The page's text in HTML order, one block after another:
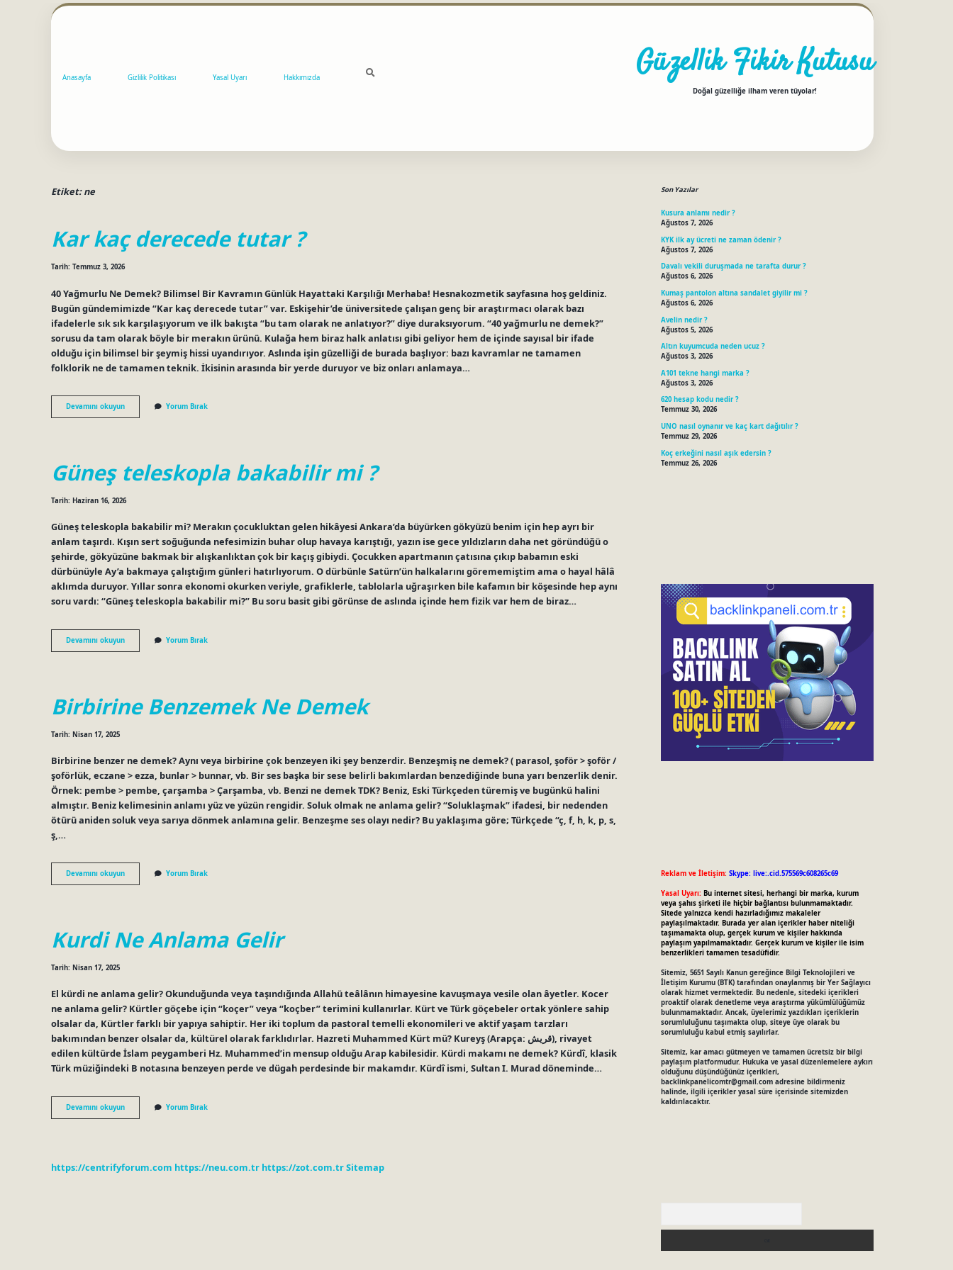
Anasayfa Gizlilik Politikası Yasal Uyarı Hakkımızda Güzellik Fikir Kutusu
Doğal güzelliğe ilham veren tüyolar!
Etiket:ne
Kar kaç derecede tutar ?
Tarih: Temmuz 3, 2026
40 Yağmurlu Ne Demek? Bilimsel Bir Kavramın Günlük Hayattaki Karşılığı Merhaba! Hesnakozmetik sayfasına hoş geldiniz.
Bugün gündemimizde “Kar kaç derecede tutar” var. Eskişehir’de üniversitede çalışan genç bir araştırmacı olarak bazı
ifadelerle sık sık karşılaşıyorum ve ilk bakışta “bu tam olarak ne anlatıyor?” diye duraksıyorum. “40 yağmurlu ne demek?”
sorusu da tam olarak böyle bir merakın ürünü. Kulağa hem biraz halk anlatısı gibi geliyor hem de içinde sayısal bir ifade
olduğu için bilimsel bir şeymiş hissi uyandırıyor. Aslında işin güzelliği de burada başlıyor: bazı kavramlar ne tamamen
folklorik ne de tamamen teknik. İkisinin arasında bir yerde duruyor ve biz onları anlamaya…
Devamını okuyunKar
kaç
Yorum Bırak
Güneş teleskopla bakabilir mi ?
Tarih: Haziran 16, 2026
Güneş teleskopla bakabilir mi? Merakın çocukluktan gelen hikâyesi Ankara’da büyürken gökyüzü benim için hep ayrı bir
anlam taşırdı. Kışın sert soğuğunda nefesimizin buhar olup havaya karıştığı, yazın ise gece yıldızların daha net göründüğü o
şehirde, gökyüzüne bakmak bir alışkanlıktan çok bir kaçış gibiydi. Çocukken apartmanın çatısına çıkıp babamın eski
dürbünüyle Ay’a bakmaya çalıştığım günleri hatırlıyorum. O dürbünle Satürn’ün halkalarını görememiştim ama o hayal hâlâ
aklımda duruyor. Yıllar sonra ekonomi okurken veriyle, grafiklerle, tablolarla uğraşırken bile kafamın bir köşesinde hep aynı
soru vardı: “Güneş teleskopla bakabilir mi?” Bu soru basit gibi görünse de aslında içinde hem fizik var hem de biraz…
Devamını okuyunGüneş
teleskopla
Yorum Bırak
Birbirine Benzemek Ne Demek
Tarih: Nisan 17, 2025
Birbirine benzer ne demek? Aynı veya birbirine çok benzeyen iki şey benzerdir. Benzeşmiş ne demek? ( parasol, şoför > şoför /
şoförlük, eczane > ezza, bunlar > bunnar, vb. Bir ses başka bir sese belirli bakımlardan benzediğinde buna yarı benzerlik denir.
Örnek: pembe > pembe, çarşamba > Çarşamba, vb. Benzi ne demek TDK? Beniz, Eski Türkçeden türemiş ve bugünkü halini
almıştır. Beniz kelimesinin anlamı yüz ve yüzün rengidir. Soluk olmak ne anlama gelir? “Soluklaşmak” ifadesi, bir nedenden
ötürü aniden soluk veya sarıya dönmek anlamına gelir. Benzeşme ses olayı nedir? Bu yaklaşıma göre; Türkçede “ç, f, h, k, p, s,
ş,…
Devamını okuyunBirbirine
Benzemek
Yorum Bırak
Kurdi Ne Anlama Gelir
Tarih: Nisan 17, 2025
El kürdi ne anlama gelir? Okunduğunda veya taşındığında Allahü teâlânın himayesine kavuşmaya vesile olan âyetler. Kocer
ne anlama gelir? Kürtler göçebe için “koçer” veya “koçber” terimini kullanırlar. Kürt ve Türk göçebeler ortak yönlere sahip
olsalar da, Kürtler farklı bir yapıya sahiptir. Her iki toplum da pastoral temelli ekonomileri ve aktif yaşam tarzları
bakımından benzer olsalar da, kültürel olarak farklıdırlar. Hazreti Muhammed Kürt mü? Kureyş (Arapça: قريش), rivayet
edilen kültürde İslam peygamberi Hz. Muhammed’in mensup olduğu Arap kabilesidir. Kürdi makamı ne demek? Kürdî, klasik
Türk müziğindeki B notasına benzeyen perde ve dügah perdesinde bir makamdır. Kürdî ismi, Sultan I. Murad döneminde…
Devamını okuyunKurdi
Ne
Yorum Bırak
https://centrifyforum.com https://neu.com.tr https://zot.com.trSitemap
Son Yazılar
Kusura anlamı nedir ?
Ağustos 7, 2026
KYK ilk ay ücreti ne zaman ödenir ?
Ağustos 7, 2026
Davalı vekili duruşmada ne tarafta durur ?
Ağustos 6, 2026
Kumaş pantolon altına sandalet giyilir mi ?
Ağustos 6, 2026
Avelin nedir ?
Ağustos 5, 2026
Altın kuyumcuda neden ucuz ?
Ağustos 3, 2026
A101 tekne hangi marka ?
Ağustos 3, 2026
620 hesap kodu nedir ?
Temmuz 30, 2026
UNO nasıl oynanır ve kaç kart dağıtılır ?
Temmuz 29, 2026
Koç erkeğini nasıl aşık edersin ?
Temmuz 26, 2026
Reklam ve İletişim: Skype: live:.cid.575569c608265c69
Yasal Uyarı: Bu internet sitesi, herhangi bir marka, kurum
veya şahıs şirketi ile hiçbir bağlantısı bulunmamaktadır.
Sitede yalnızca kendi hazırladığımız makaleler
paylaşılmaktadır. Burada yer alan içerikler haber niteliği
taşımamakta olup, gerçek kurum ve kişiler hakkında
paylaşım yapılmamaktadır. Gerçek kurum ve kişiler ile isim
benzerlikleri tamamen tesadüfidir.
Sitemiz, 5651 Sayılı Kanun gereğince Bilgi Teknolojileri ve
İletişim Kurumu (BTK) tarafından onaylanmış bir Yer Sağlayıcı
olarak hizmet vermektedir. Bu nedenle, sitedeki içerikleri
proaktif olarak denetleme veya araştırma yükümlülüğümüz
bulunmamaktadır. Ancak, üyelerimiz yazdıkları içeriklerin
sorumluluğunu taşımakta olup, siteye üye olarak bu
sorumluluğu kabul etmiş sayılırlar.
Sitemiz, kar amacı gütmeyen ve tamamen ücretsiz bir bilgi
paylaşım platformudur. Hukuka ve yasal düzenlemelere aykırı
olduğunu düşündüğünüz içerikleri,
backlinkpanelicomtr@gmail.comadresine bildirmeniz
halinde, ilgili içerikler yasal süre içerisinde sitemizden
kaldırılacaktır.